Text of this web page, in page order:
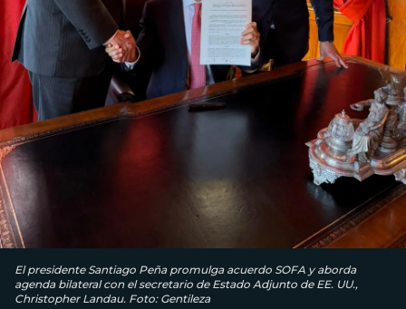
El presidente Santiago Peña promulga acuerdo SOFA y aborda
agenda bilateral con el secretario de Estado Adjunto de EE. UU.,
Christopher Landau. Foto: Gentileza